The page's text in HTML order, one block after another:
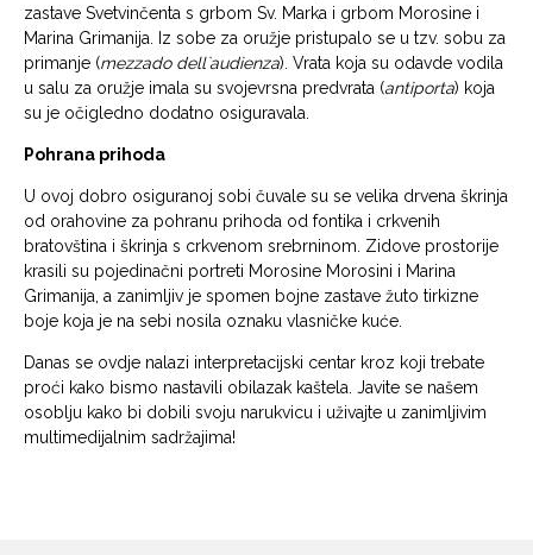
zastave Svetvinčenta s grbom Sv. Marka i grbom Morosine i
Marina Grimanija. Iz sobe za oružje pristupalo se u tzv. sobu za
primanje (mezzado dell`audienza). Vrata koja su odavde vodila
u salu za oružje imala su svojevrsna predvrata (antiporta) koja
su je očigledno dodatno osiguravala.
Pohrana prihoda
U ovoj dobro osiguranoj sobi čuvale su se velika drvena škrinja
od orahovine za pohranu prihoda od fontika i crkvenih
bratovština i škrinja s crkvenom srebrninom. Zidove prostorije
krasili su pojedinačni portreti Morosine Morosini i Marina
Grimanija, a zanimljiv je spomen bojne zastave žuto tirkizne
boje koja je na sebi nosila oznaku vlasničke kuće.
Danas se ovdje nalazi interpretacijski centar kroz koji trebate
proći kako bismo nastavili obilazak kaštela. Javite se našem
osoblju kako bi dobili svoju narukvicu i uživajte u zanimljivim
multimedijalnim sadržajima!